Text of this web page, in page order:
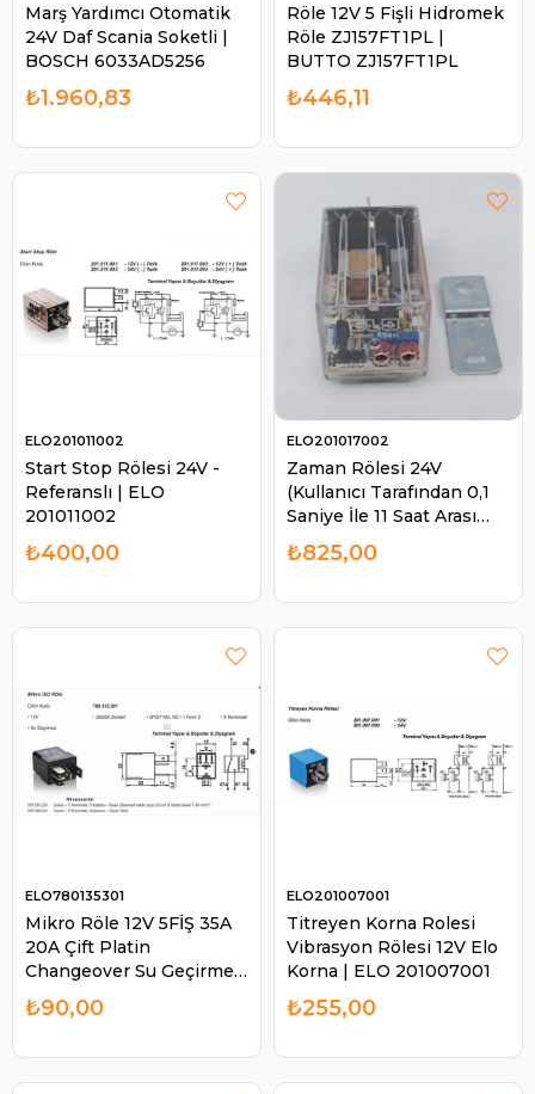
Marş Yardımcı Otomatik
24V Daf Scania Soketli |
BOSCH 6033AD5256
₺1.960,83
Röle 12V 5 Fişli Hidromek
Röle ZJ157FT1PL |
BUTTO ZJ157FT1PL
₺446,11
Start Stop Rölesi 24V -
Referanslı | ELO
201011002
ELO201011002
₺400,00
Zaman Rölesi 24V
(Kullanıcı Tarafından 0,1
Saniye İle 11 Saat Arası
İstenilen Zamana
Ayarlanabilir) 201017002 |
ELO201017002
₺825,00
Mikro Röle 12V 5FİŞ 35A
20A Çift Platin
Changeover Su Geçirmez
| ELO 780135301
ELO780135301
₺90,00
Titreyen Korna Rolesi
Vibrasyon Rölesi 12V Elo
Korna | ELO 201007001
ELO201007001
₺255,00